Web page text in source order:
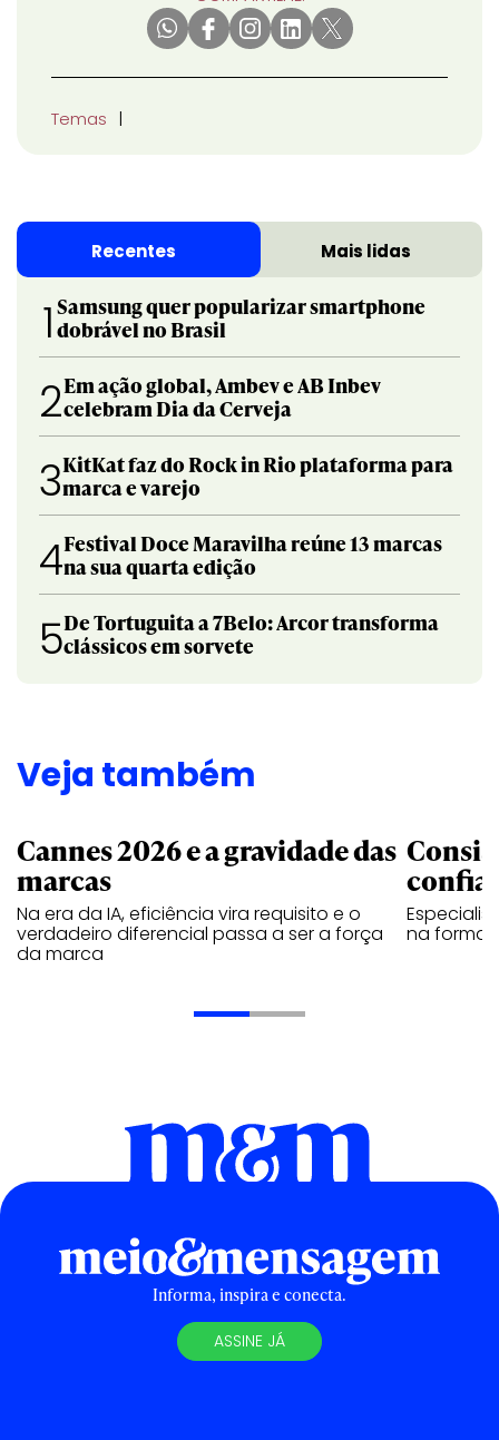
Temas
Recentes Mais lidas
1 Samsung quer popularizar smartphone
dobrável no Brasil
2Em ação global, Ambev e AB Inbev
celebram Dia da Cerveja
3KitKat faz do Rock in Rio plataforma para
marca e varejo
4Festival Doce Maravilha reúne 13 marcas
na sua quarta edição
5De Tortuguita a 7Belo: Arcor transforma
clássicos em sorvete
Veja também
Cannes 2026 e a gravidade das
marcas
Na era da IA, eficiência vira requisito e o
verdadeiro diferencial passa a ser a força
da marca
na forma
Informa, inspira e conecta.
ASSINE JÁ